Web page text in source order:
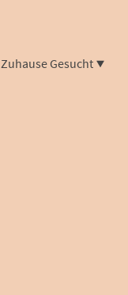
Zuhause Gesucht